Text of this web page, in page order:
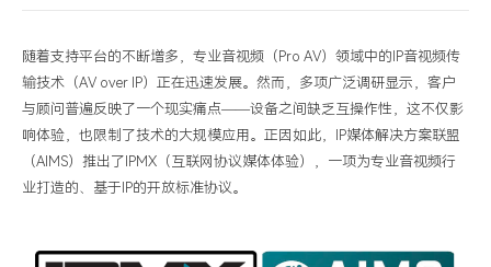
随着支持平台的不断增多，专业音视频（ Pro AV）领域中的 IP音视频传
输技术（AV over IP）正在迅速发展。然而，多项广泛调研显示，客户
与顾问普遍反映了一个现实痛点——设备之间缺乏互操作性，这不仅影
响体验，也限制了技术的大规模应用。正因如此，
IP媒体解决方案联盟
（AIMS）推出了 IPMX （互联网协议媒体体验），一项为专业音视频行
业打造的、基于 IP的开放标准协议。